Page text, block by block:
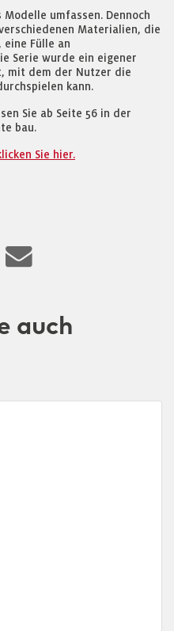
umfassen. Dennoch
Materialien, die
Fülle an
Serie wurde ein eigener
mit dem der Nutzer die
kann.
Sie ab Seite 56 in der
bau.
Sie hier.
auch